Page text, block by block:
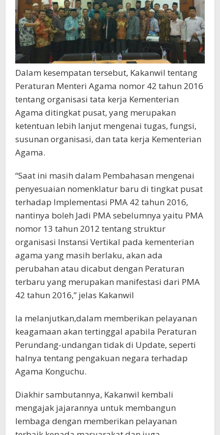
Dalam kesempatan tersebut, Kakanwil tentang
Peraturan Menteri Agama nomor 42 tahun 2016
tentang organisasi tata kerja Kementerian
Agama ditingkat pusat, yang merupakan
ketentuan lebih lanjut mengenai tugas, fungsi,
susunan organisasi, dan tata kerja Kementerian
Agama.
“Saat ini masih dalam Pembahasan mengenai
penyesuaian nomenklatur baru di tingkat pusat
terhadap Implementasi PMA 42 tahun 2016,
nantinya boleh Jadi PMA sebelumnya yaitu PMA
nomor 13 tahun 2012 tentang struktur
organisasi Instansi Vertikal pada kementerian
agama yang masih berlaku, akan ada
perubahan atau dicabut dengan Peraturan
terbaru yang merupakan manifestasi dari PMA
42 tahun 2016,” jelas Kakanwil
Ia melanjutkan,dalam memberikan pelayanan
keagamaan akan tertinggal apabila Peraturan
Perundang-undangan tidak di Update, seperti
halnya tentang pengakuan negara terhadap
Agama Konguchu.
Diakhir sambutannya, Kakanwil kembali
mengajak jajarannya untuk membangun
lembaga dengan memberikan pelayanan